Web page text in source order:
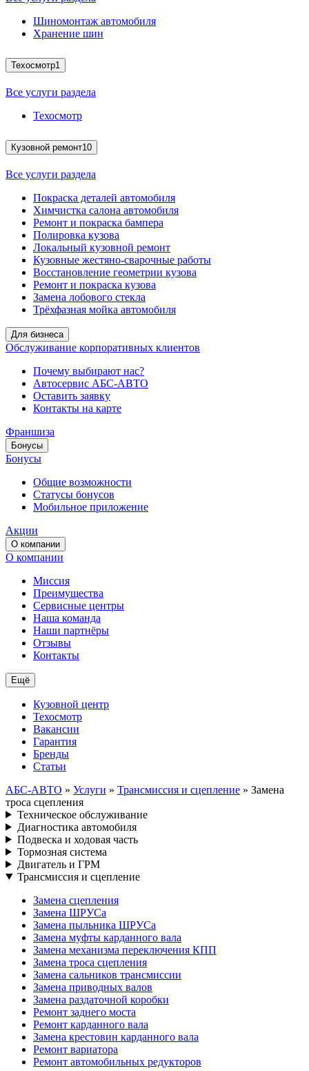
Шиномонтаж автомобиля
Хранение шин
Техосмотр1
Все услуги раздела
Техосмотр
Кузовной ремонт10
Все услуги раздела
Покраска деталей автомобиля
Химчистка салона автомобиля
Ремонт и покраска бампера
Полировка кузова
Локальный кузовной ремонт
Кузовные жестяно-сварочные работы
Восстановление геометрии кузова
Ремонт и покраска кузова
Замена лобового стекла
Трёхфазная мойка автомобиля
Для бизнеса
Обслуживание корпоративных клиентов
Почему выбирают нас?
Автосервис АБС-АВТО
Оставить заявку
Контакты на карте
Франшиза
Бонусы
Бонусы
Общие возможности
Статусы бонусов
Мобильное приложение
Акции
О компании
О компании
Миссия
Преимущества
Сервисные центры
Наша команда
Наши партнёры
Отзывы
Контакты
Ещё
Кузовной центр
Техосмотр
Вакансии
Гарантия
Бренды
Статьи
АБС-АВТО » Услуги » Трансмиссия и сцепление » Замена
троса сцепления
Техническое обслуживание
Диагностика автомобиля
Подвеска и ходовая часть
Тормозная система
Двигатель и ГРМ
Трансмиссия и сцепление
Замена сцепления
Замена ШРУСа
Замена пыльника ШРУСа
Замена муфты карданного вала
Замена механизма переключения КПП
Замена троса сцепления
Замена сальников трансмиссии
Замена приводных валов
Замена раздаточной коробки
Ремонт заднего моста
Ремонт карданного вала
Замена крестовин карданного вала
Ремонт вариатора
Ремонт автомобильных редукторов